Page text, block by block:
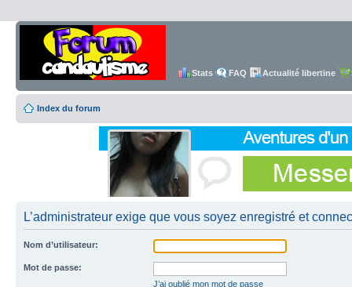
Stats FAQ Actualité libertine
Index du forum
L’administrateur exige que vous soyez enregistré et
Nom d’utilisateur:
Mot de passe:
J’ai oublié mon mot de passe